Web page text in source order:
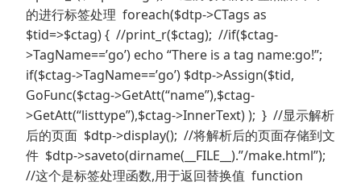
的进行标签处理 foreach($dtp->CTags as
$tid=>$ctag) { //print_r($ctag); //if($ctag-
>TagName==’go’) echo “There is a tag name:go!”;
if($ctag->TagName==’go’) $dtp->Assign($tid,
GoFunc($ctag->GetAtt(“name”),$ctag-
>GetAtt(“listtype”),$ctag->InnerText) ); } //显示解析
后的页面 $dtp->display(); //将解析后的页面存储到文
件 $dtp->saveto(dirname(__FILE__).”/make.html”);
//这个是标签处理函数,用于返回替换值 function